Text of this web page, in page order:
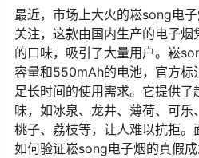
最近，市场上大火的崧song电
关注，这款由国内生产的电子
的口味，吸引了大量用户。崧
容量和550mAh的电池，官方
足长时间的使用需求。它提供了
味，如冰泉、龙井、薄荷、可乐
桃子、荔枝等，让人难以抗拒。
如何验证崧song电子烟的真假成